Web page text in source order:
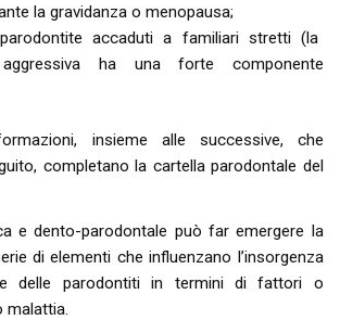
la gravidanza o menopausa;
accaduti a familiari stretti (la
aggressiva ha una forte componente
insieme alle successive, che
completano la cartella parodontale del
e dento-parodontale può far emergere la
di elementi che influenzano l’insorgenza
delle parodontiti in termini di fattori o
malattia.